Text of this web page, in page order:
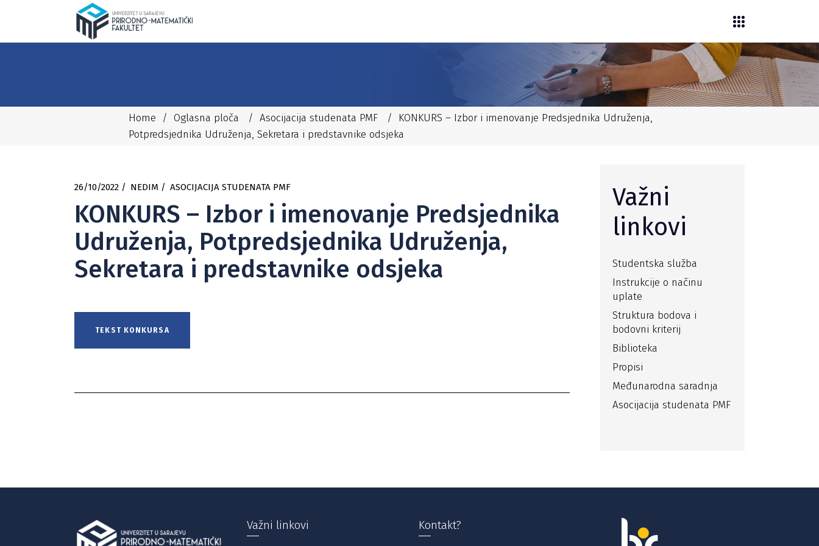
Home / Oglasna ploča / Asocijacija studenata PMF / KONKURS – Izbor i imenovanje Predsjednika Udruženja,
Potpredsjednika Udruženja, Sekretara i predstavnike odsjeka
26/10/2022 NEDIM ASOCIJACIJA STUDENATA PMF
KONKURS – Izbor i imenovanje Predsjednika
Udruženja, Potpredsjednika Udruženja,
Sekretara i predstavnike odsjeka
TEKST KONKURSA
Važni
linkovi
Studentska služba
Instrukcije o načinu
uplate
Struktura bodova i
bodovni kriterij
Biblioteka
Propisi
Međunarodna saradnja
Asocijacija studenata PMF
Važni linkovi Kontakt?